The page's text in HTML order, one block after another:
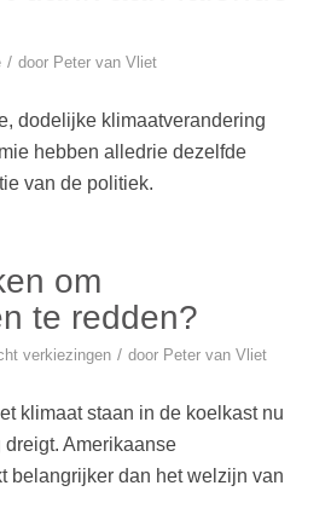
/ door Peter van Vliet
dodelijke klimaatverandering
hebben alledrie dezelfde
van de politiek.
om
te redden?
verkiezingen / door Peter van Vliet
klimaat staan in de koelkast nu
Amerikaanse
belangrijker dan het welzijn van